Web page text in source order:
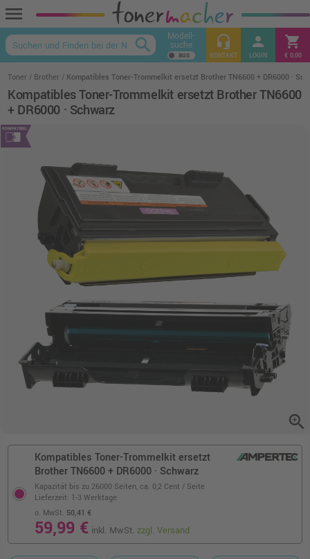
menu
keyboard_arrow_up
search Modell-
suche headset_mic
KONTAKT
person
LOGIN
shopping_cart
€ 0,00
Toner Brother Kompatibles Toner-Trommelkit ersetzt Brother TN6600 + DR6000 ·
Kompatibles Toner-Trommelkit ersetzt Brother TN6600
+ DR6000 · Schwarz
zoom_in
Kompatibles Toner-Trommelkit ersetzt
Brother TN6600 + DR6000 · Schwarz
Kapazität bis zu 26000 Seiten, ca. 0,2 Cent / Seite
o. MwSt. 50,41 €
59,99 € inkl. MwSt.zzgl. Versand
Lieferzeit: 1-3 Werktage